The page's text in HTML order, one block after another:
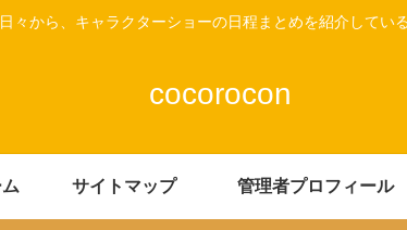
々から、キャラクターショーの日程まとめを紹介してい
cocorocon
サイトマップ 管理者プロフィール